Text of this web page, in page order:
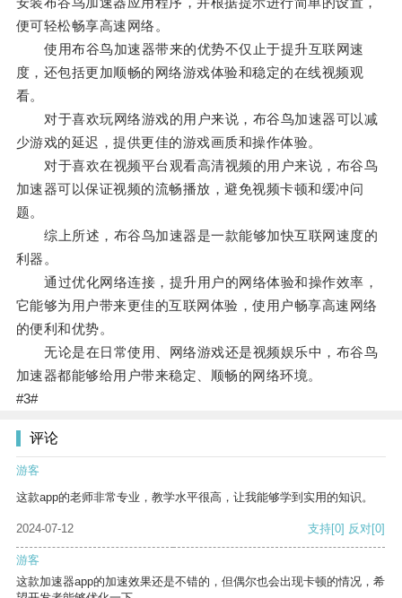
便可轻松畅享高速网络。
使用布谷鸟加速器带来的优势不仅止于提升互联网速
度，还包括更加顺畅的网络游戏体验和稳定的在线视频观
看。
对于喜欢玩网络游戏的用户来说，布谷鸟加速器可以减
少游戏的延迟，提供更佳的游戏画质和操作体验。
对于喜欢在视频平台观看高清视频的用户来说，布谷鸟
加速器可以保证视频的流畅播放，避免视频卡顿和缓冲问
题。
综上所述，布谷鸟加速器是一款能够加快互联网速度的
利器。
通过优化网络连接，提升用户的网络体验和操作效率，
它能够为用户带来更佳的互联网体验，使用户畅享高速网络
的便利和优势。
无论是在日常使用、网络游戏还是视频娱乐中，布谷鸟
加速器都能够给用户带来稳定、顺畅的网络环境。
#3#
评论
游客
这款app的老师非常专业，教学水平很高，让我能够学到实用的知识。
2024-07-12 支持[0] 反对[0]
游客
这款加速器app的加速效果还是不错的，但偶尔也会出现卡顿的情况，希